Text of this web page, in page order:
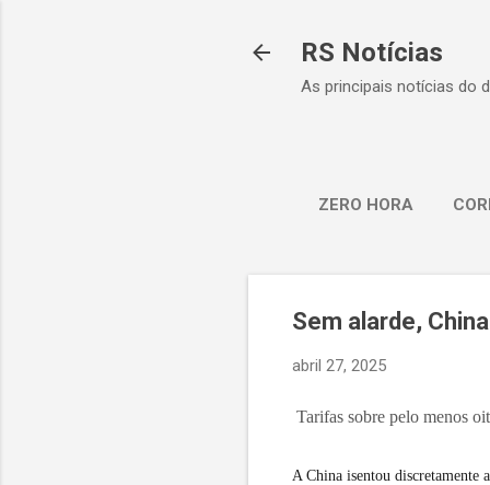
RS Notícias
As principais notícias do
ZERO HORA
Sem alarde,
abril 27, 2025
Tarifas sobre pelo menos
A China isentou discretamente